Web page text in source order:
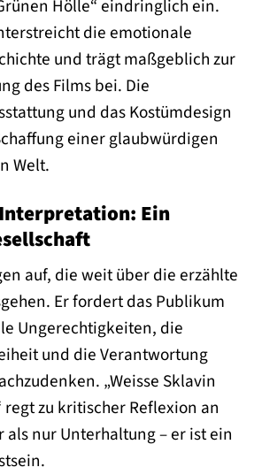
Hölle“ eindringlich ein.
die emotionale
und trägt maßgeblich zur
des Films bei. Die
und das Kostümdesign
einer glaubwürdigen
Welt.
Ein
auf, die weit über die erzählte
Er fordert das Publikum
Ungerechtigkeiten, die
und die Verantwortung
„Weisse Sklavin
zu kritischer Reflexion an
als nur Unterhaltung – er ist ein